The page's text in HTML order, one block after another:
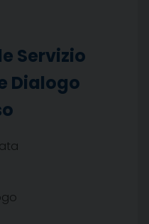
Servizio
Dialogo